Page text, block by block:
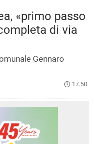
«primo passo
di via
Gennaro
17.50